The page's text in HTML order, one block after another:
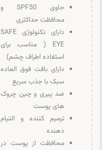
حاوی SPF50 و
محافظت حداکثری
دارای تکنولوژی SAFE
EYE ( مناسب برای
استفاده اطراف چشم)
دارای بافت فوق العاده
سبک با جذب سریع
ضد پیری و چین چروک
های پوست
ترمیم کننده و التیام
دهنده
محافظت از پوست در